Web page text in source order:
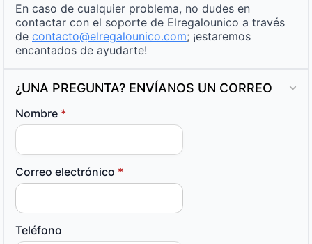
En caso de cualquier problema, no dudes en
contactar con el soporte de Elregalounico a través
de contacto@elregalounico.com; ¡estaremos
encantados de ayudarte!
¿UNA PREGUNTA? ENVÍANOS UN CORREO
Nombre *
Correo electrónico *
Teléfono